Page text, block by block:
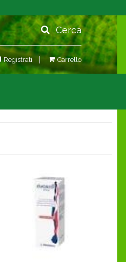
Cerca
Registrati Carrello